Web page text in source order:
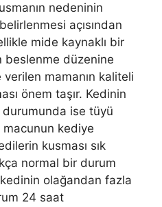
nedeninin
açısından
mide kaynaklı bir
beslenme düzenine
mamanın kaliteli
önem taşır. Kedinin
durumunda ise tüyü
macunun kediye
kusması sık
normal bir durum
kedinin olağandan fazla
24 saat